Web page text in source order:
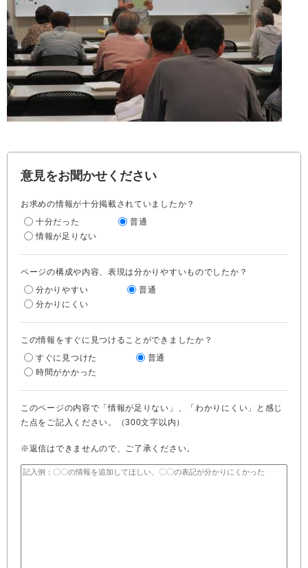
意見をお聞かせください
お求めの情報が十分掲載されていましたか？
十分だった
普通
情報が足りない
ページの構成や内容、表現は分かりやすいものでしたか？
分かりやすい
普通
分かりにくい
この情報をすぐに見つけることができましたか？
すぐに見つけた
普通
時間がかかった
このページの内容で「情報が足りない」、「わかりにくい」と感じ
た点をご記入ください。（300文字以内）
※返信はできませんので、ご了承ください。